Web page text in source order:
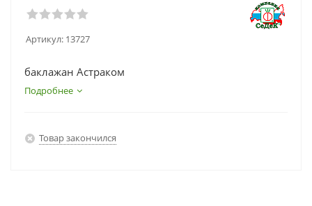
Артикул: 13727
баклажан Астраком
Подробнее
Товар закончился